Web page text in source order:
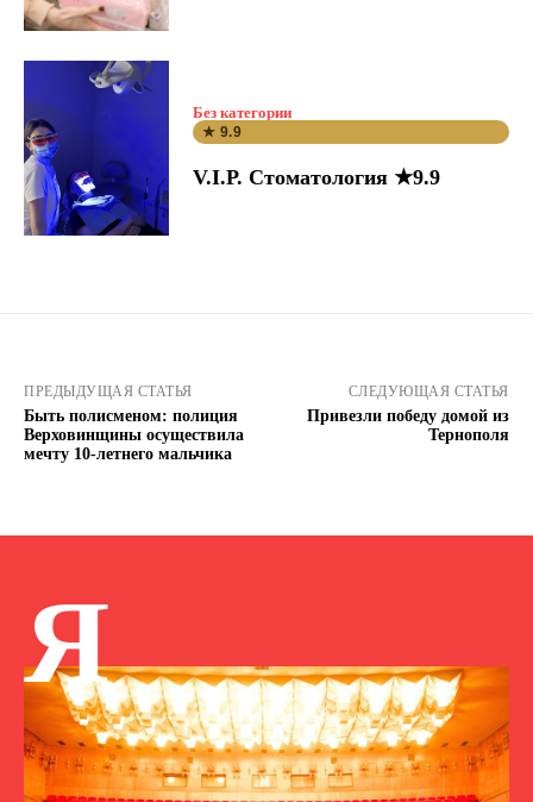
Без категории
★ 9.9
V.I.P. Стоматология ★9.9
ПРЕДЫДУЩАЯ СТАТЬЯ
Быть полисменом: полиция
Верховинщины осуществила
мечту 10-летнего мальчика
СЛЕДУЮЩАЯ СТАТЬЯ
Привезли победу домой из
Тернополя
Я